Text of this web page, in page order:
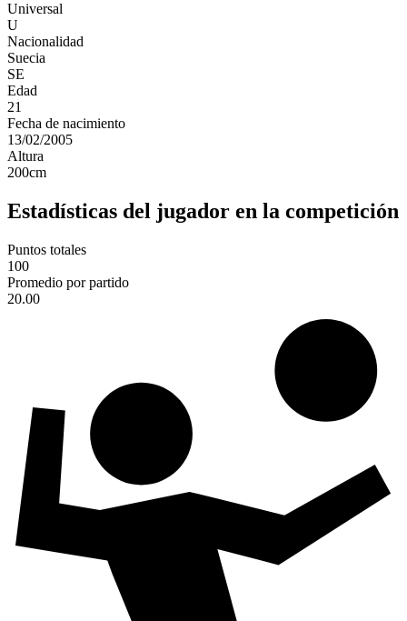
Universal
U
Nacionalidad
Suecia
SE
Edad
21
Fecha de nacimiento
13/02/2005
Altura
200cm
Estadísticas del jugador en la competición
Puntos totales
100
Promedio por partido
20.00